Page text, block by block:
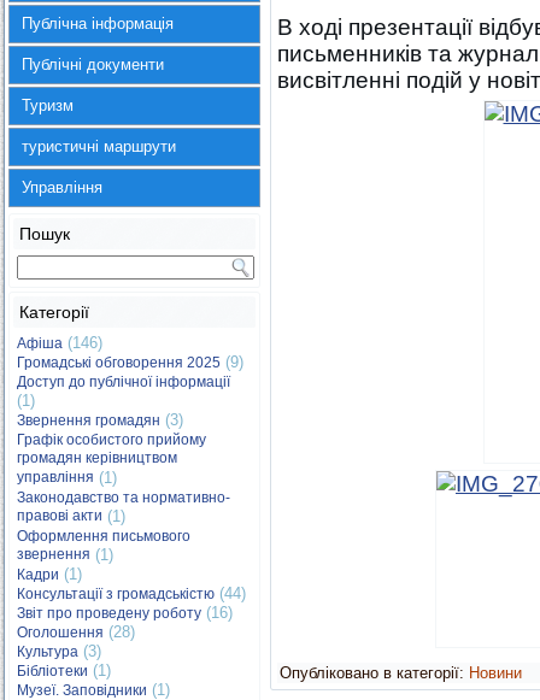
Публічна інформація
Публічні документи
Туризм
туристичні маршрути
Управління
Пошук
Категорії
Афіша (146)
Громадські обговорення 2025 (9)
Доступ до публічної інформації
(1)
Звернення громадян (3)
Графік особистого прийому
громадян керівництвом
управління (1)
Законодавство та нормативно-
правові акти (1)
Оформлення письмового
звернення (1)
Кадри (1)
Консультації з громадськістю (44)
Звіт про проведену роботу (16)
Оголошення (28)
Культура (3)
Бібліотеки (1)
Музеї. Заповідники (1)
В ході презентації
письменників та
висвітленні подій у
Опубліковано в категорії: Новини